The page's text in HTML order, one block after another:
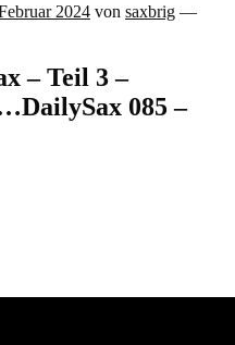
2024 von saxbrig —
– Teil 3 –
085 –